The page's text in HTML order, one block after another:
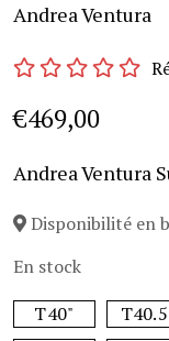
Andrea Ventura
€469,00
Andrea Ventura
Disponibilité en
En stock
T40"